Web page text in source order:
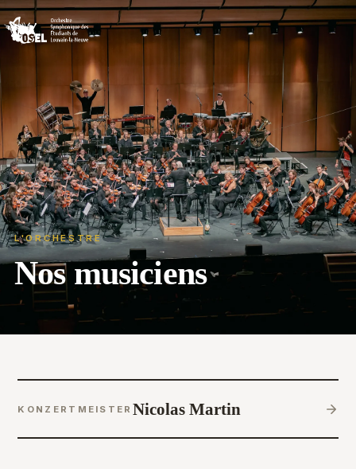
L'ORCHESTRE
Nos musiciens
KONZERTMEISTER Nicolas Martin